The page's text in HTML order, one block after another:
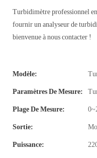
Turbidimètre professionnel
fournir un analyseur de
bienvenue à nous contacter !
Modèle:
Paramètres De Mesure:
Plage De Mesure:
Sortie:
Puissance: